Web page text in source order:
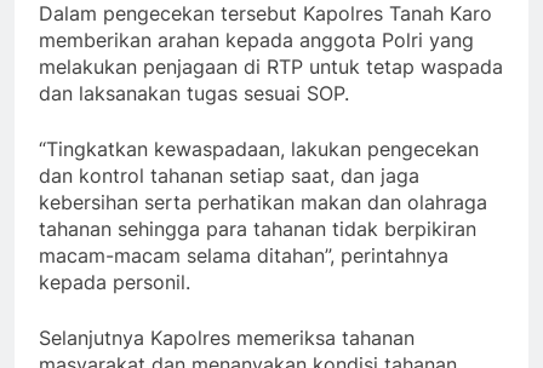
Dalam pengecekan tersebut Kapolres Tanah Karo
memberikan arahan kepada anggota Polri yang
melakukan penjagaan di RTP untuk tetap waspada
dan laksanakan tugas sesuai SOP.
“Tingkatkan kewaspadaan, lakukan pengecekan
dan kontrol tahanan setiap saat, dan jaga
kebersihan serta perhatikan makan dan olahraga
tahanan sehingga para tahanan tidak berpikiran
macam-macam selama ditahan”, perintahnya
kepada personil.
Selanjutnya Kapolres memeriksa tahanan